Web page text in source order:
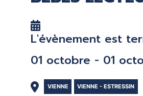
ORDINATEUR
PORTAGE À DOMICILE
DOCUMENTS
PROLONGER - RÉSERVER
EN CAS DE RETARD
MON COMPTE LECTEUR
POUR LES PROS
L'évènement est
01 octobre - 01
VIENNE VIENNE - ESTRESSIN